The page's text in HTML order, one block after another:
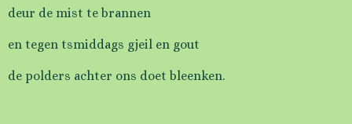
deur de mist te brannen
en tegen tsmiddags gjeil en gout
de polders achter ons doet bleenken.